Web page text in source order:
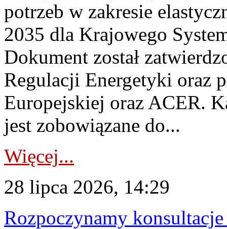
potrzeb w zakresie
2035 dla Krajowego
Dokument został
Regulacji Energetyki oraz
Europejskiej oraz ACER.
jest zobowiązane do...
Więcej...
28 lipca 2026, 14:29
Rozpoczynamy